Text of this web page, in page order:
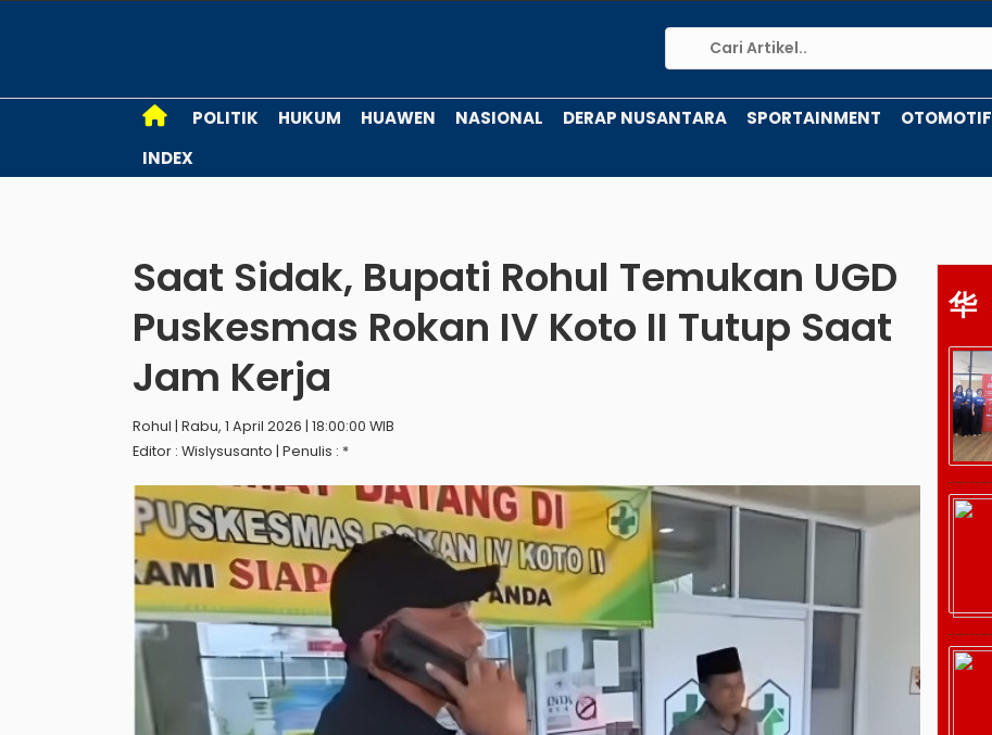
POLITIK HUKUM HUAWEN NASIONAL DERAP NUSANTARA SPORTAINMENT OTOMOTIF
INDEX
Saat Sidak, Bupati Rohul Temukan UGD
Puskesmas Rokan IV Koto II Tutup Saat
Jam Kerja
Rohul | Rabu, 1 April 2026 | 18:00:00 WIB
Editor : Wislysusanto | Penulis : *
华